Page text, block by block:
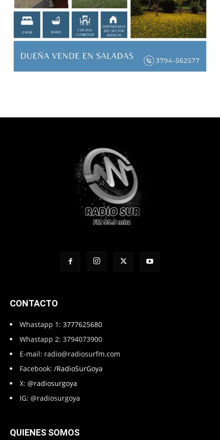
CONTACTO
Whastapp 1: 3777625680
Whastapp 2: 3794073900
E-mail: radio@radiosurfm.com
Facebook: /RadioSurGoya
X: @radiosurgoya
IG: @radiosurgoya
QUIENES SOMOS